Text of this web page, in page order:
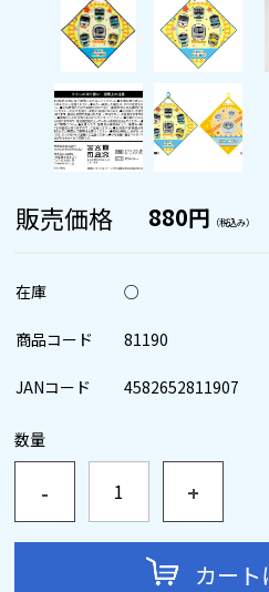
販売価格 880円 （税込み）
在庫 ○
商品コード 81190
JANコード 4582652811907
数量
- +
カート